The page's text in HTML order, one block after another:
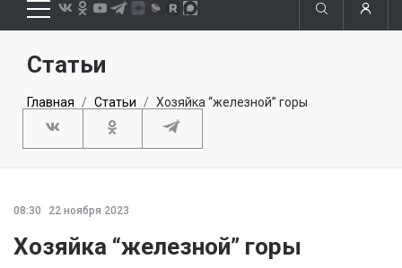
Статьи
Главная Статьи Хозяйка “железной” горы
08:30 22 ноября 2023
Хозяйка “железной” горы